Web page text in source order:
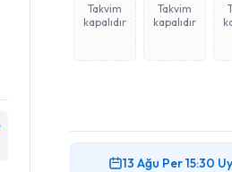
Takvim
kapalıdır
Takvim
kapalıdır
13 Ağu Per15:30